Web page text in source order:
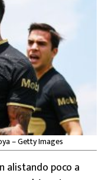
– Getty Images
alistando poco a